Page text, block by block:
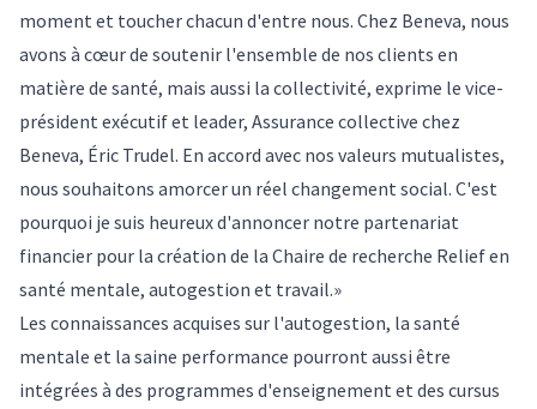
moment et toucher chacun d'entre nous. Chez Beneva, nous
avons à cœur de soutenir l'ensemble de nos clients en
matière de santé, mais aussi la collectivité, exprime le vice-
président exécutif et leader, Assurance collective chez
Beneva, Éric Trudel. En accord avec nos valeurs mutualistes,
nous souhaitons amorcer un réel changement social. C'est
pourquoi je suis heureux d'annoncer notre partenariat
financier pour la création de la Chaire de recherche Relief en
santé mentale, autogestion et travail.»
Les connaissances acquises sur l'autogestion, la santé
mentale et la saine performance pourront aussi être
intégrées à des programmes d'enseignement et des cursus